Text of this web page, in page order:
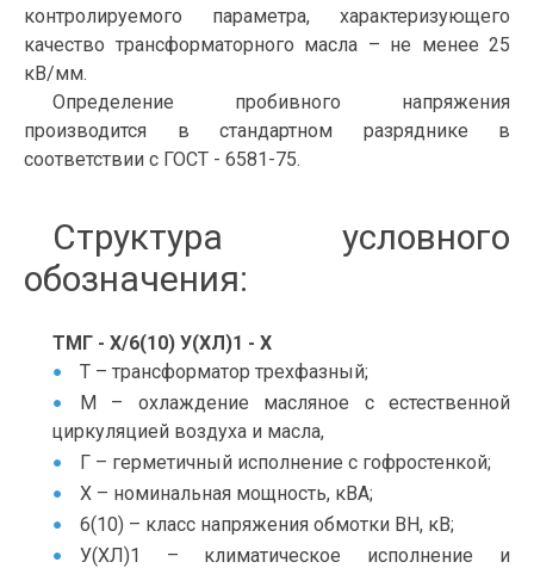
контролируемого параметра, характеризующего
качество трансформаторного масла – не менее 25
кВ/мм.
Определение пробивного напряжения
производится в стандартном разряднике в
соответствии с ГОСТ - 6581-75.
Структура условного
обозначения:
ТМГ - Х/6(10) У(ХЛ)1 - Х
Т – трансформатор трехфазный;
М – охлаждение масляное с естественной
циркуляцией воздуха и масла,
Г – герметичный исполнение с гофростенкой;
Х – номинальная мощность, кВА;
6(10) – класс напряжения обмотки ВН, кВ;
У(ХЛ)1 – климатическое исполнение и